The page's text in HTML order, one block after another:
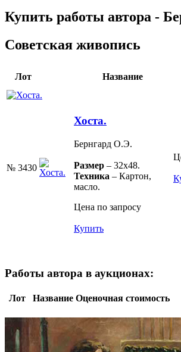
Купить работы автора -
Советская живопись
Лот Название
№ 3430
Хоста.
Бернгард О.Э.
Размер – 32х48.
Техника – Картон,
масло.
Цена по запросу
Купить
Работы автора в аукционах:
Лот Название Оценочная стоимость